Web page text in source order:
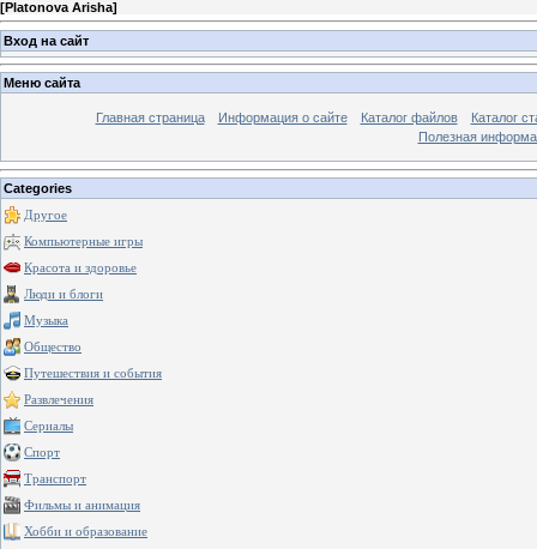
[Platonova Arisha]
Вход на сайт
Меню сайта
Главная страница Информация о сайте Каталог файлов
Каталог
Полезная
Categories
Другое
Компьютерные игры
Красота и здоровье
Люди и блоги
Музыка
Общество
Путешествия и события
Развлечения
Сериалы
Спорт
Транспорт
Фильмы и анимация
Хобби и образование